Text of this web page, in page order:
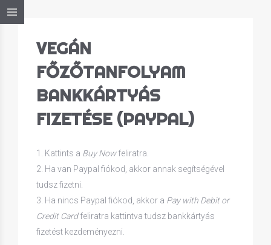
VEGÁN
FŐZŐTANFOLYAM
BANKKÁRTYÁS
FIZETÉSE (PAYPAL)
1. Kattints a Buy Nowfeliratra.
2. Ha van Paypal fiókod, akkor annak segítségével
tudsz fizetni.
3. Ha nincs Paypal fiókod, akkor a Pay with Debit or
Credit Cardfeliratra kattintva tudsz bankkártyás
fizetést kezdeményezni.